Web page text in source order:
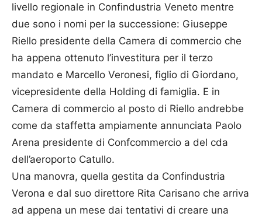
livello regionale in Confindustria Veneto mentre
due sono i nomi per la successione: Giuseppe
Riello presidente della Camera di commercio che
ha appena ottenuto l’investitura per il terzo
mandato e Marcello Veronesi, figlio di Giordano,
vicepresidente della Holding di famiglia. E in
Camera di commercio al posto di Riello andrebbe
come da staffetta ampiamente annunciata Paolo
Arena presidente di Confcommercio a del cda
dell’aeroporto Catullo.
Una manovra, quella gestita da Confindustria
Verona e dal suo direttore Rita Carisano che arriva
ad appena un mese dai tentativi di creare una